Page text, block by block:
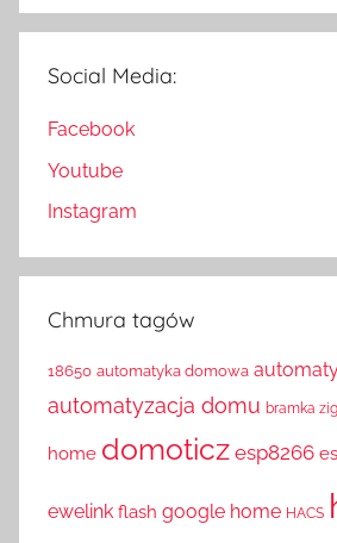
Social Media:
Facebook
Youtube
Instagram
Chmura tagów
18650 automatyka domowa
automatyzacja domu bramka
home domoticz esp8266
ewelink flash google home HACS